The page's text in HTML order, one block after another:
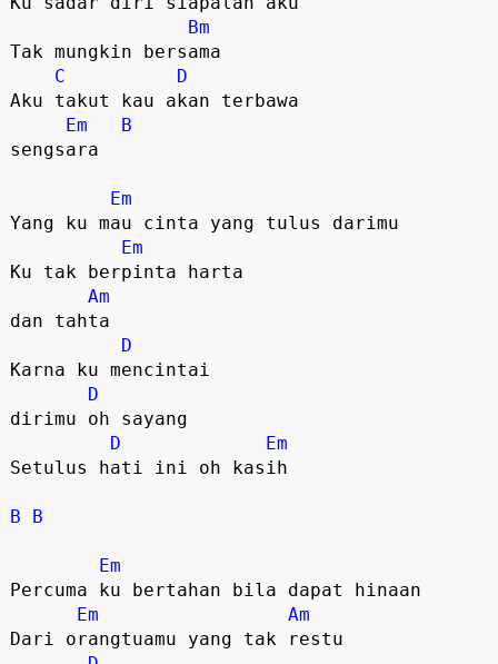
Bm
Tak mungkin bersama
C
D
Aku takut kau akan terbawa
Em
B
sengsara
Em
Yang ku mau cinta yang tulus darimu
Em
Ku tak berpinta harta
Am
dan tahta
D
Karna ku mencintai
D
dirimu oh sayang
D
Em
Setulus hati ini oh kasih
B B
Em
Percuma ku bertahan bila dapat hinaan
Em
Am
Dari orangtuamu yang tak restu